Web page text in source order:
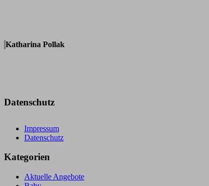
Katharina Pollak
Datenschutz
Impressum
Datenschutz
Kategorien
Aktuelle Angebote